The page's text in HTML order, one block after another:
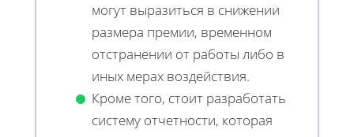
могут выразиться в снижении
размера премии, временном
отстранении от работы либо в
иных мерах воздействия.
Кроме того, стоит разработать
систему отчетности, которая